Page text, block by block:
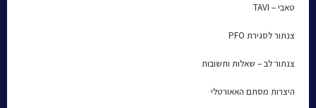
טאבי – TAVI
צנתור לסגירת PFO
צנתור לב – שאלות ותשובות
היצרות מסתם האאורטלי